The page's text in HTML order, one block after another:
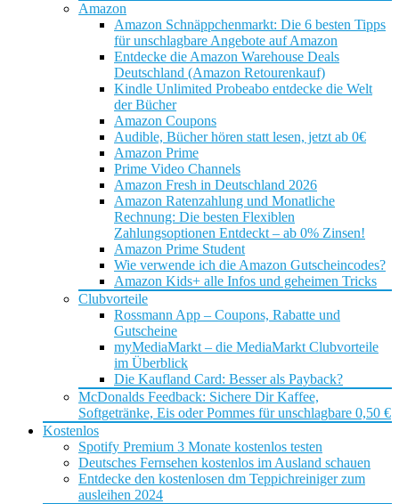
Amazon
Amazon Schnäppchenmarkt: Die 6 besten Tipps
für unschlagbare Angebote auf Amazon
Entdecke die Amazon Warehouse Deals
Deutschland (Amazon Retourenkauf)
Kindle Unlimited Probeabo entdecke die Welt
der Bücher
Amazon Coupons
Audible, Bücher hören statt lesen, jetzt ab 0€
Amazon Prime
Prime Video Channels
Amazon Fresh in Deutschland 2026
Amazon Ratenzahlung und Monatliche
Rechnung: Die besten Flexiblen
Zahlungsoptionen Entdeckt – ab 0% Zinsen!
Amazon Prime Student
Wie verwende ich die Amazon Gutscheincodes?
Amazon Kids+ alle Infos und geheimen Tricks
Clubvorteile
Rossmann App – Coupons, Rabatte und
Gutscheine
myMediaMarkt – die MediaMarkt Clubvorteile
im Überblick
Die Kaufland Card: Besser als Payback?
McDonalds Feedback: Sichere Dir Kaffee,
Softgetränke, Eis oder Pommes für unschlagbare 0,50 €
Kostenlos
Spotify Premium 3 Monate kostenlos testen
Deutsches Fernsehen kostenlos im Ausland schauen
Entdecke den kostenlosen dm Teppichreiniger zum
ausleihen 2024